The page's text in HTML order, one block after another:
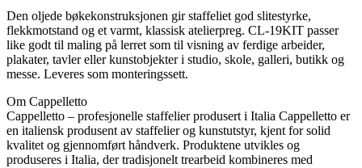
Den oljede bøkekonstruksjonen gir staffeliet god slitestyrke,
flekkmotstand og et varmt, klassisk atelierpreg. CL-19KIT passer
like godt til maling på lerret som til visning av ferdige arbeider,
plakater, tavler eller kunstobjekter i studio, skole, galleri, butikk og
messe. Leveres som monteringssett.
Om Cappelletto
Cappelletto – profesjonelle staffelier produsert i Italia Cappelletto er
en italiensk produsent av staffelier og kunstutstyr, kjent for solid
kvalitet og gjennomført håndverk. Produktene utvikles og
produseres i Italia, der tradisjonelt trearbeid kombineres med